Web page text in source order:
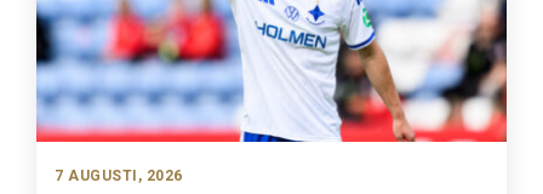
7 AUGUSTI, 2026